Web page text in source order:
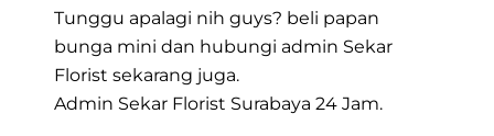
Tunggu apalagi nih guys? beli papan
bunga mini dan hubungi admin Sekar
Florist sekarang juga.
Admin Sekar Florist Surabaya 24 Jam.